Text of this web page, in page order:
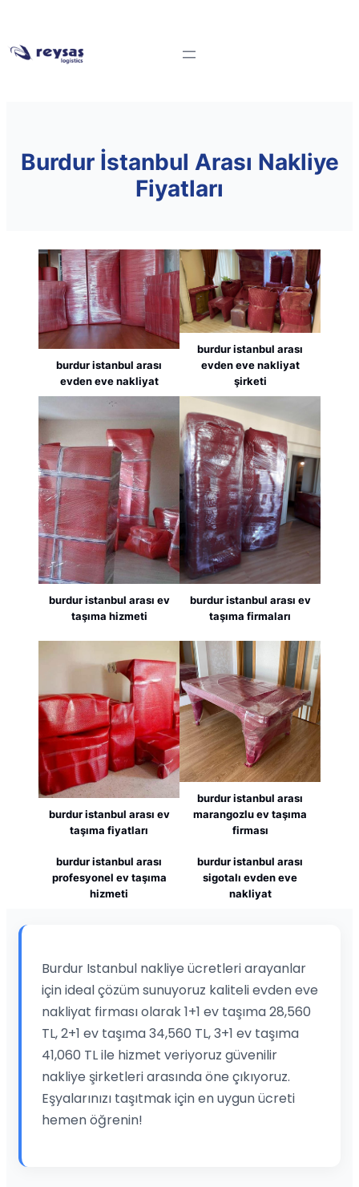
Burdur İstanbul Arası Nakliye
Fiyatları
burdur istanbul arası
evden eve nakliyat
burdur istanbul arası
evden eve nakliyat
şirketi
burdur istanbul arası ev
taşıma hizmeti
burdur istanbul arası ev
taşıma firmaları
burdur istanbul arası ev
taşıma fiyatları
burdur istanbul arası
marangozlu ev taşıma
firması
burdur istanbul arası
profesyonel ev taşıma
hizmeti
burdur istanbul arası
sigotalı evden eve
nakliyat
Burdur Istanbul nakliye ücretleri arayanlar
için ideal çözüm sunuyoruz kaliteli evden eve
nakliyat firması olarak 1+1 ev taşıma 28,560
TL, 2+1 ev taşıma 34,560 TL, 3+1 ev taşıma
41,060 TL ile hizmet veriyoruz güvenilir
nakliye şirketleri arasında öne çıkıyoruz.
Eşyalarınızı taşıtmak için en uygun ücreti
hemen öğrenin!